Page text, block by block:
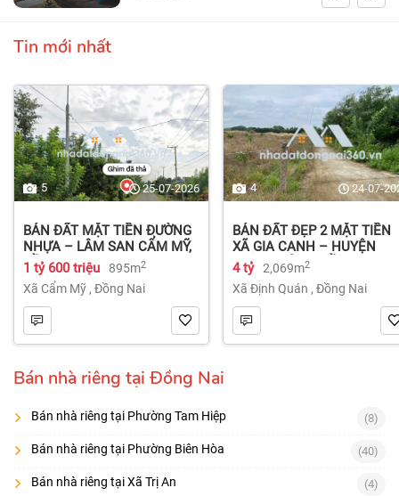
Tin mới nhất
5 25-07-2026
BÁN ĐẤT MẶT TIỀN ĐƯỜNG
NHỰA – LÂM SAN CẨM MỸ,
ĐỒNG NAI.
1 tỷ 600 triệu 895m2
Xã Cẩm Mỹ , Đồng Nai
4 24-07-
BÁN ĐẤT ĐẸP 2 MẶT TIỀN
XÃ GIA CANH – HUYỆN
ĐỊNH QUÁN – ĐỒNG NAI dt
2.069m² 4 tỷ
4 tỷ 2,069m2
Xã Định Quán , Đồng Nai
Bán nhà riêng tại Đồng Nai
Bán nhà riêng tại Phường Tam Hiệp (8)
Bán nhà riêng tại Phường Biên Hòa (40)
Bán nhà riêng tại Xã Trị An (4)